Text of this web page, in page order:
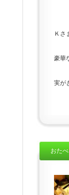
Ｋさ
豪華
実が
おた